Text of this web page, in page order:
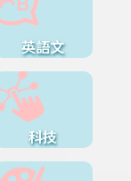
英語文
科技